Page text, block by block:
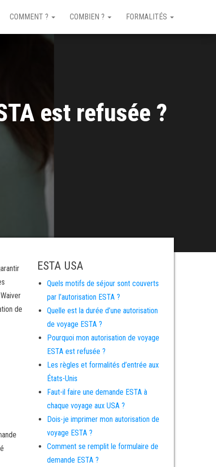
COMMENT ? COMBIEN ? FORMALITÉS
est refusée ?
de
ESTA USA
Quels motifs de séjour sont couverts
par l’autorisation ESTA ?
Quelle est la durée d’une autorisation
de voyage ESTA ?
Pourquoi mon autorisation de voyage
ESTA est refusée ?
Les règles et formalités d’entrée aux
États-Unis
Faut-il faire une demande ESTA à
chaque voyage aux USA ?
Dois-je imprimer mon autorisation de
voyage ESTA ?
Comment se remplit le formulaire de
demande ESTA ?